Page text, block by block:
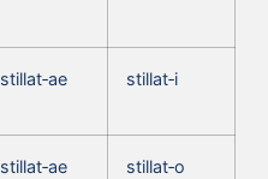
stillat‑ae stillat‑i
stillat‑ae stillat‑o